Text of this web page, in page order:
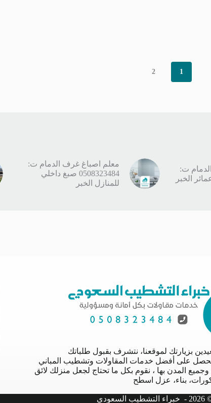
1
2
ت:
معلم اصباغ غرف الدمام ت:
0508323484 صبغ داخلي
للمنازل الخبر
بزيارتك لموقعنا، نتشرف بقبول طلباتك
على أفضل خدمات المقاولات وتشطيب المباني
المدن بها ، نقوم بكل ما تحتاج لجعل منزلك لائق
بناء، عزل اسطح
- خبراء التشطيب السعودي